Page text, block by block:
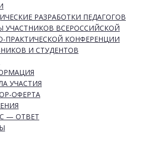
РАЗРАБОТКИ ПЕДАГОГОВ
УЧАСТНИКОВ ВСЕРОССИЙСКОЙ
ПРАКТИЧЕСКОЙ КОНФЕРЕНЦИИ
И СТУДЕНТОВ
УЧАСТИЯ
ОФЕРТА
— ОТВЕТ